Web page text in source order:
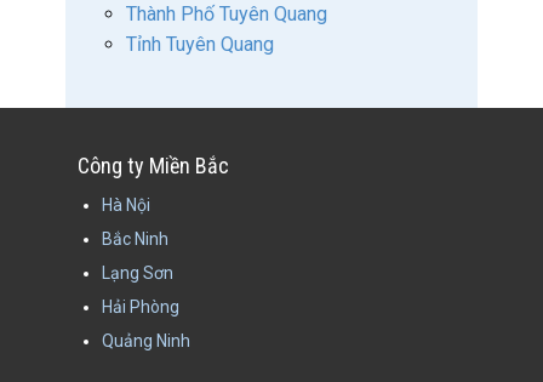
Thành Phố Tuyên Quang
Tỉnh Tuyên Quang
Công ty Miền Bắc
Hà Nội
Bắc Ninh
Lạng Sơn
Hải Phòng
Quảng Ninh